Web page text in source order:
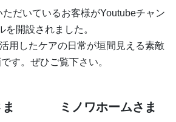
だいているお客様がYoutubeチャン
を開設されました。
用したケアの日常が垣間見える素敵
す。ぜひご覧下さい。
ミノワホームさま